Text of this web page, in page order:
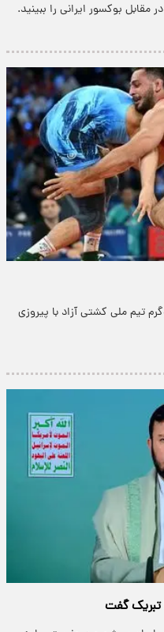
بوکسور ایرانی را ببینید.
درون اردویی وزن ۹۷ کیلوگرم تیم ملی کشتی آزاد با پیروزی
تبریک گفت